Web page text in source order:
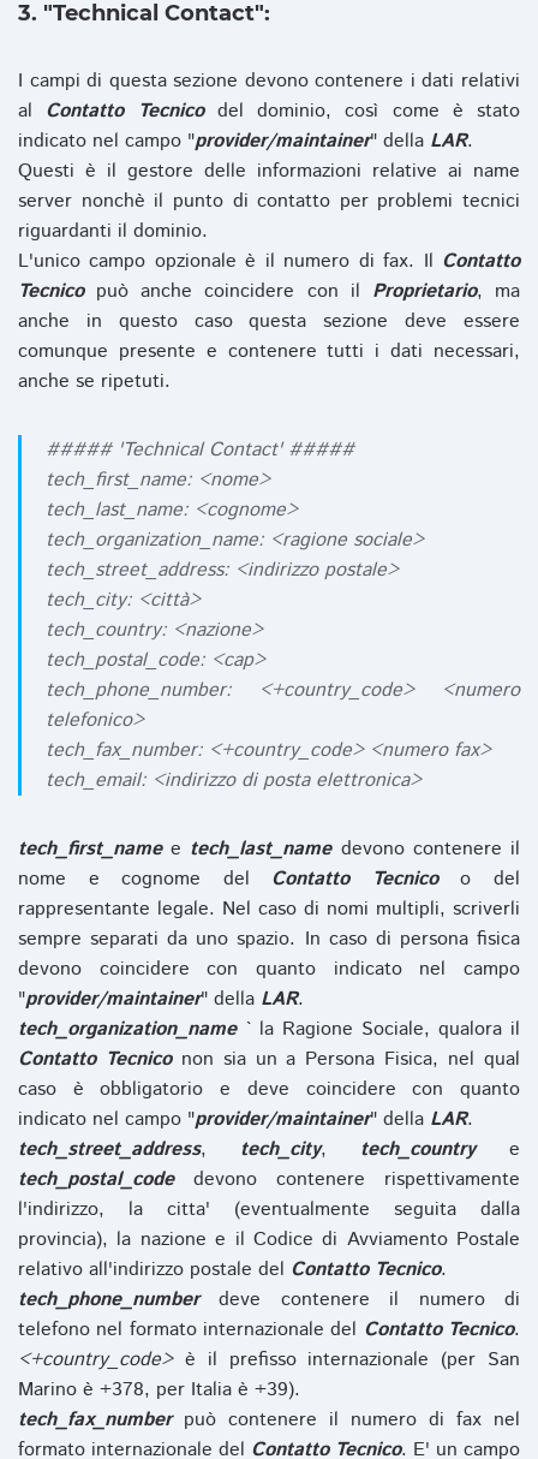
3. "Technical Contact":
I campi di questa sezione devono contenere i dati relativi
al Contatto Tecnicodel dominio, così come è stato
indicato nel campo "provider/maintainer" della LAR.
Questi è il gestore delle informazioni relative ai name
server nonchè il punto di contatto per problemi tecnici
riguardanti il dominio.
L'unico campo opzionale è il numero di fax. Il Contatto
Tecnicopuò anche coincidere con il Proprietario, ma
anche in questo caso questa sezione deve essere
comunque presente e contenere tutti i dati necessari,
anche se ripetuti.
##### 'Technical Contact' #####
tech_first_name: <nome>
tech_last_name: <cognome>
tech_organization_name: <ragione sociale>
tech_street_address: <indirizzo postale>
tech_city: <città>
tech_country: <nazione>
tech_postal_code: <cap>
tech_phone_number: <+country_code> <numero
telefonico>
tech_fax_number: <+country_code> <numero fax>
tech_email: <indirizzo di posta elettronica>
tech_first_namee tech_last_namedevono contenere il
nome e cognome del Contatto Tecnicoo del
rappresentante legale. Nel caso di nomi multipli, scriverli
sempre separati da uno spazio. In caso di persona fisica
devono coincidere con quanto indicato nel campo
"provider/maintainer" della LAR.
tech_organization_name` la Ragione Sociale, qualora il
Contatto Tecniconon sia un a Persona Fisica, nel qual
caso è obbligatorio e deve coincidere con quanto
indicato nel campo "provider/maintainer" della LAR.
tech_street_address, tech_city, tech_countrye
tech_postal_codedevono contenere rispettivamente
l'indirizzo, la citta' (eventualmente seguita dalla
provincia), la nazione e il Codice di Avviamento Postale
relativo all'indirizzo postale del Contatto Tecnico.
tech_phone_numberdeve contenere il numero di
telefono nel formato internazionale del Contatto Tecnico.
<+country_code>è il prefisso internazionale (per San
Marino è +378, per Italia è +39).
tech_fax_numberpuò contenere il numero di fax nel
formato internazionale del Contatto Tecnico. E' un campo